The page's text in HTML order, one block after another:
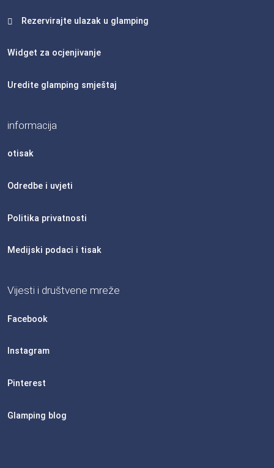
Rezervirajte ulazak u glamping
Widget za ocjenjivanje
Uredite glamping smještaj
informacija
otisak
Odredbe i uvjeti
Politika privatnosti
Medijski podaci i tisak
Vijesti i društvene mreže
Facebook
Instagram
Pinterest
Glamping blog